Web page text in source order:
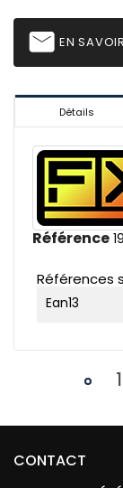
email EN
Détails
Référence
Références
Ean13
CONTACT